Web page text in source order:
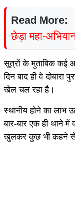
Read More:
छेड़ा महा-
सूत्रों के मुताबिक कई
दिन बाद ही वे
खेल चल रहा है।
स्थानीय होने का लाभ
बार-बार एक ही थाने
खुलकर कुछ भी कहने से